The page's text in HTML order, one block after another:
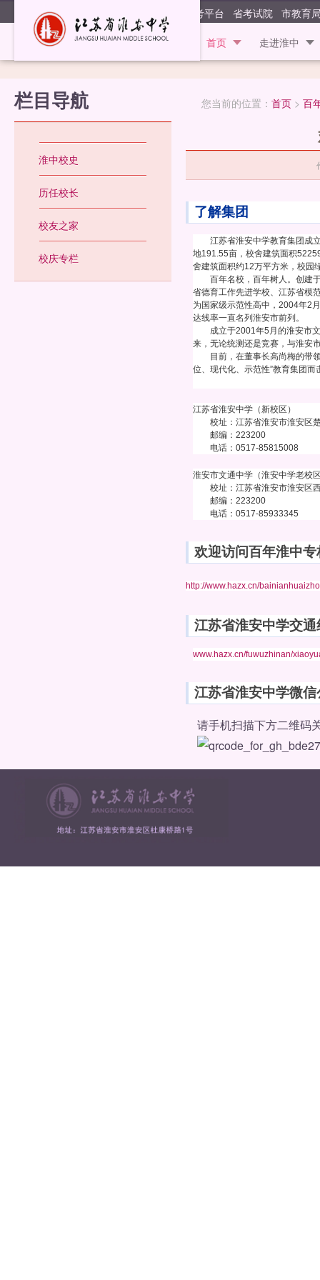
江苏省淮
首页 走进淮中
阳光高考平台 省考试院 市教育
栏目导航 您当前的位置： 首页> 百
淮中校史
历任校长
校友之家
校庆专栏
了解集团
江苏省淮安中学教育集团成立
地191.55亩，校舍建筑面积
舍建筑面积约12万平方米，校园
百年名校，百年树人。创建于
省德育工作先进学校、江苏省模
为国家级示范性高中，2004年2
达线率一直名列淮安市前列。
成立于2001年5月的淮安市文
来，无论统测还是竞赛，与淮安
目前，在董事长高尚梅的带领
位、现代化、示范性”教育集团而
江苏省淮安中学（新校区）
校址：江苏省淮安市淮安区楚
邮编：223200
电话：0517-85815008
淮安市文通中学（淮安中学老校
校址：江苏省淮安市淮安区
邮编：223200
电话：0517-85933345
欢迎访问百年淮中专
http://www.hazx.cn/
江苏省淮安中学交通
www.hazx.cn/fuwuzhinan/
江苏省淮安中学微
请手机扫描下方二维码